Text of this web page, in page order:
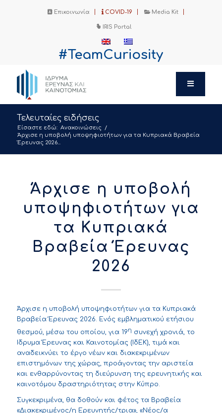
Επικοινωνία COVID-19 Media Kit
IRIS Portal
#TeamCuriosity
Τελευταίες ειδήσεις
Είσαστε εδώ: Ανακοινώσεις /
Άρχισε η υποβολή υποψηφιοτήτων για τα Κυπριακά Βραβεία
Έρευνας 2026...
Άρχισε η υποβολή
υποψηφιοτήτων για
τα Κυπριακά
Βραβεία Έρευνας
2026
Άρχισε η υποβολή υποψηφιοτήτων για τα Κυπριακά
Βραβεία Έρευνας 2026. Ενός εμβληματικού ετήσιου
θεσμού, μέσω του οποίου, για 19η συνεχή χρονιά, το
Ίδρυμα Έρευνας και Καινοτομίας (ΙδΕΚ), τιμά και
αναδεικνύει το έργο νέων και διακεκριμένων
επιστημόνων της χώρας, προάγοντας την αριστεία
και ενθαρρύνοντας τη διεύρυνση της ερευνητικής και
καινοτόμου δραστηριότητας στην Κύπρο.
Συγκεκριμένα, θα δοθούν και φέτος τα Βραβεία
«Διακεκριμένος/η Ερευνητής/τρια», «Νέος/α